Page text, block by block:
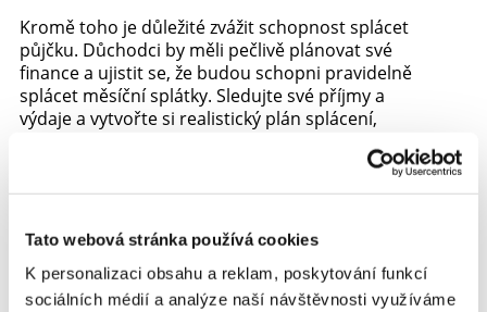
Tato webová stránka používá cookies
K personalizaci obsahu a reklam, poskytování funkcí
sociálních médií a analýze naší návštěvnosti využíváme
Kromě toho je důležité zvážit schopnost splácet
půjčku. Důchodci by měli pečlivě plánovat své
finance a ujistit se, že budou schopni pravidelně
splácet měsíční splátky. Sledujte své příjmy a
výdaje a vytvořte si realistický plán splácení,
Pokud si nejste jisti svou schopností splácet,
financování.
Pokud se dostanete do situace, kdy nejste
schopni splácet půjčku, nečekejte, až bude příliš